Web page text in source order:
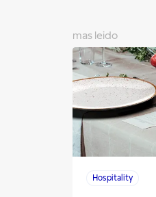
mas leido
Hospitality